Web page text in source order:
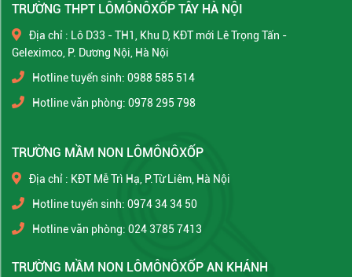
TRƯỜNG THPT LÔMÔNÔXỐP TÂY HÀ NỘI
Địa chỉ : Lô D33 - TH1, Khu D, KĐT mới Lê Trọng Tấn -
Geleximco, P. Dương Nội, Hà Nội
Hotline tuyển sinh: 0988 585 514
Hotline văn phòng: 0978 295 798
TRƯỜNG MẦM NON LÔMÔNÔXỐP
Địa chỉ : KĐT Mễ Trì Hạ, P.Từ Liêm, Hà Nội
Hotline tuyển sinh: 0974 34 34 50
Hotline văn phòng: 024 3785 7413
TRƯỜNG MẦM NON LÔMÔNÔXỐP AN KHÁNH